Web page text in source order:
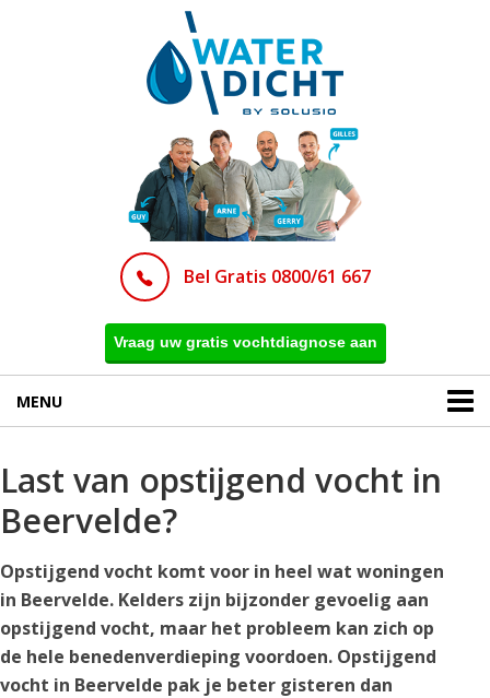
Bel Gratis 0800/61 667
Vraag uw gratis vochtdiagnose aan
MENU
Last van opstijgend vocht in
Beervelde?
Opstijgend vocht komt voor in heel wat woningen
in Beervelde. Kelders zijn bijzonder gevoelig aan
opstijgend vocht, maar het probleem kan zich op
de hele benedenverdieping voordoen. Opstijgend
vocht in Beervelde pak je beter gisteren dan